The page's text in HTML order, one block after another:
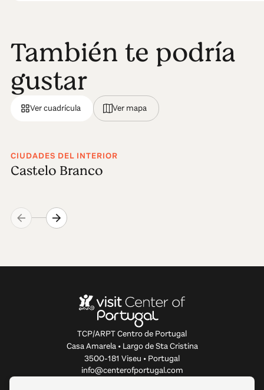
También te podría
gustar
Ver cuadrícula Ver mapa
CIUDADES DEL INTERIOR
Castelo Branco
TCP/ARPT Centro de Portugal
Casa Amarela • Largo de Sta Cristina
3500-181 Viseu • Portugal
info@centerofportugal.com